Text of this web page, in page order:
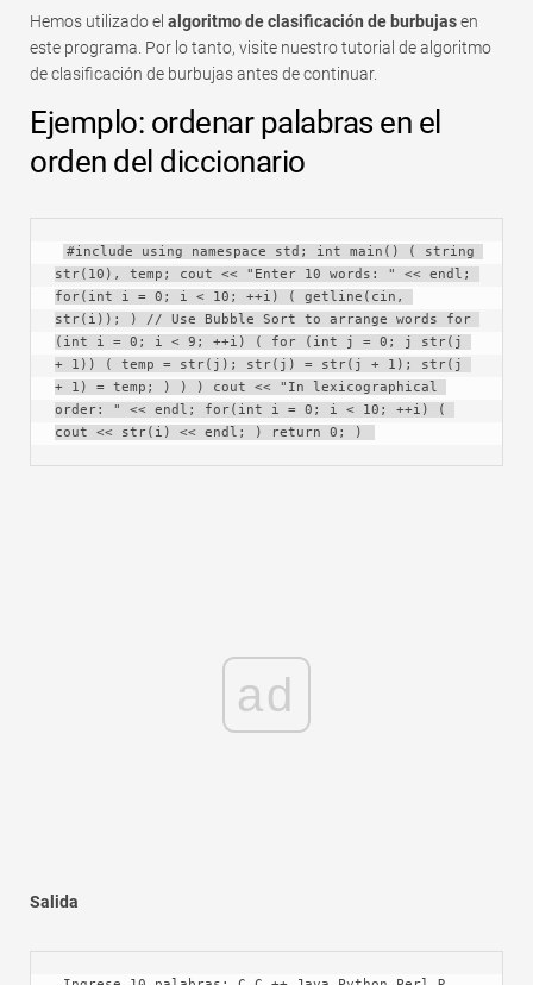
Hemos utilizado el algoritmo de clasificación de burbujasen
este programa. Por lo tanto, visite nuestro tutorial de algoritmo
de clasificación de burbujas antes de continuar.
Ejemplo: ordenar palabras en el
orden del diccionario
#include using namespace std; int main() ( string
str(10), temp; cout << "Enter 10 words: " << endl;
for(int i = 0; i < 10; ++i) ( getline(cin,
str(i)); ) // Use Bubble Sort to arrange words for
(int i = 0; i < 9; ++i) ( for (int j = 0; j str(j
+ 1)) ( temp = str(j); str(j) = str(j + 1); str(j
+ 1) = temp; ) ) ) cout << "In lexicographical
order: " << endl; for(int i = 0; i < 10; ++i) (
cout << str(i) << endl; ) return 0; )
ad
Salida